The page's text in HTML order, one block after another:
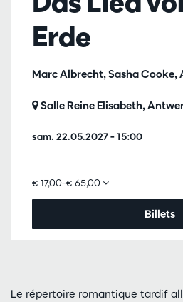
Erde
Marc Albrecht, Sasha Cooke,
sam. 22.05.2027– 15:00
Salle Reine Elisabeth,
€ 17,00–€ 65,00
Billets
Le répertoire romantique tardif